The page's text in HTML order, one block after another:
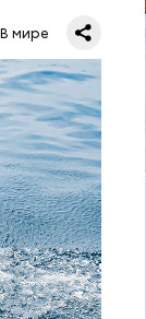
В мире
лет
это
тысяч
при
кто может
нужны